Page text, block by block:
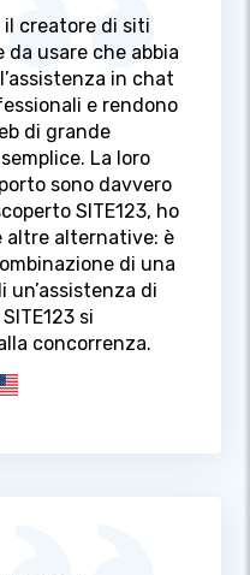
il creatore di siti
usare che abbia
in chat
e rendono
di grande
La loro
sono davvero
SITE123, ho
altre alternative: è
di una
di
si
concorrenza.